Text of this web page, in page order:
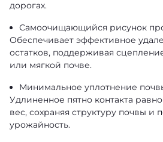
дорогах.
Самоочищающийся рисунок
Обеспечивает эффективное
остатков, поддерживая
или мягкой почве.
Минимальное уплотнение
Удлиненное пятно контакта
вес, сохраняя структуру почвы и
урожайность.